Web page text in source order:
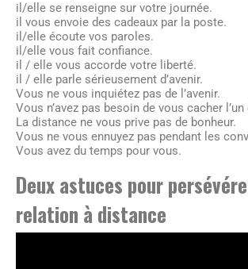
il/elle se renseigne sur votre journée.
il vous envoie des cadeaux par la poste.
il/elle écoute vos paroles.
il/elle vous fait confiance.
il / elle vous accorde votre liberté.
il / elle parle sérieusement d’avenir.
Vous ne vous inquiétez pas de l’avenir.
Vous n’avez pas besoin de vous cacher l’un
La distance ne vous prive pas de bonheur.
Vous ne vous ennuyez pas pendant les
Vous avez du temps pour vous.
Deux astuces pour
relation à distance